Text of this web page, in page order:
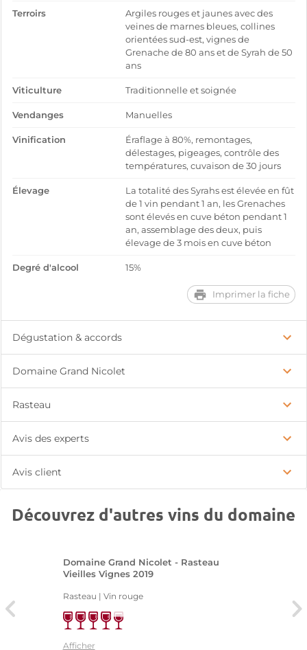
Terroirs
Argiles rouges et jaunes avec des
veines de marnes bleues, collines
orientées sud-est, vignes de
Grenache de 80 ans et de Syrah de 50
ans
Viticulture Traditionnelle et soignée
Vendanges Manuelles
Vinification
Éraflage à 80%, remontages,
délestages, pigeages, contrôle des
températures, cuvaison de 30 jours
Élevage
La totalité des Syrahs est élevée en fût
de 1 vin pendant 1 an, les Grenaches
sont élevés en cuve béton pendant 1
an, assemblage des deux, puis
élevage de 3 mois en cuve béton
Degré d'alcool 15%
Imprimer la fiche
Dégustation & accords
Domaine Grand Nicolet
Rasteau
Avis des experts
Avis client
Découvrez d'autres vins du domaine
Domaine Grand Nicolet - Rasteau
Vieilles Vignes 2019
Rasteau | Vin rouge
Afficher